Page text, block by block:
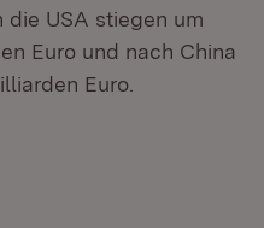
die USA stiegen um
Euro und nach China
Euro.